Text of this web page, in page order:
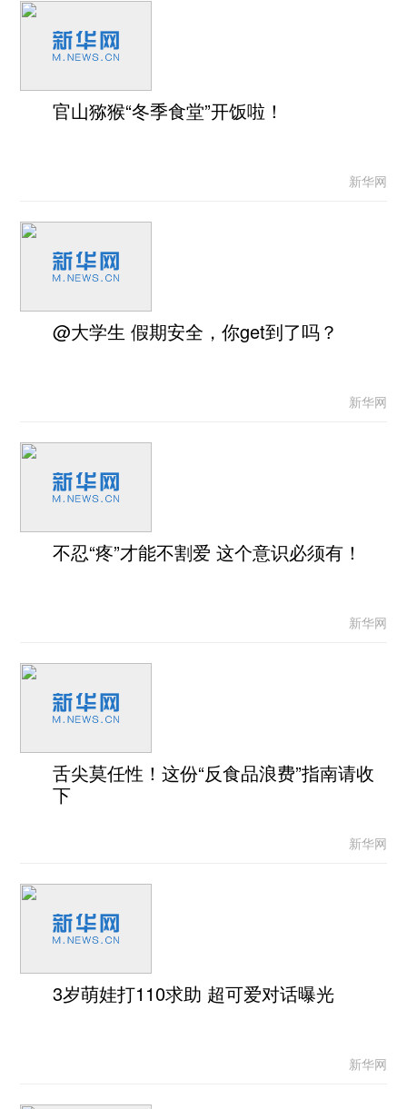
官山猕猴“冬季食堂”开饭啦！
新华网
@大学生 假期安全，你get到了吗？
新华网
不忍“疼”才能不割爱 这个意识必须有！
新华网
舌尖莫任性！这份“反食品浪费”指南请收
下
新华网
3岁萌娃打110求助 超可爱对话曝光
新华网